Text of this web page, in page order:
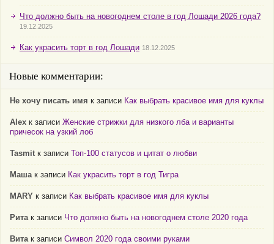
Что должно быть на новогоднем столе в год Лошади 2026 года?
19.12.2025
Как украсить торт в год Лошади 18.12.2025
Новые комментарии:
Не хочу писать имя к записи Как выбрать красивое имя для куклы
Alex к записи Женские стрижки для низкого лба и варианты
причесок на узкий лоб
Tasmit к записи Топ-100 статусов и цитат о любви
Машак записи Как украсить торт в год Тигра
MARY к записи Как выбрать красивое имя для куклы
Ритак записи Что должно быть на новогоднем столе 2020 года
Витак записи Символ 2020 года своими руками